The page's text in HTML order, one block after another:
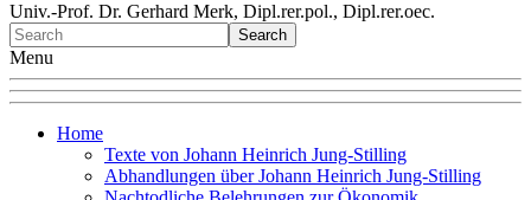
Univ.-Prof. Dr. Gerhard Merk, Dipl.rer.pol., Dipl.rer.oec.
Menu
Home
Texte von Johann Heinrich Jung-Stilling
Abhandlungen über Johann Heinrich Jung-Stilling